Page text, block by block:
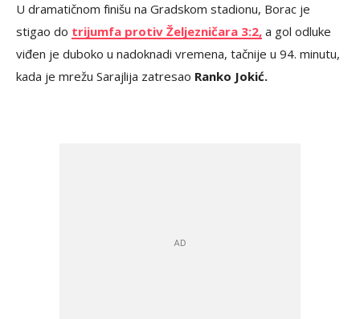
U dramatičnom finišu na Gradskom stadionu, Borac je
stigao do trijumfa protiv Željezničara 3:2, a gol odluke
viđen je duboko u nadoknadi vremena, tačnije u 94. minutu,
kada je mrežu Sarajlija zatresao Ranko Jokić.